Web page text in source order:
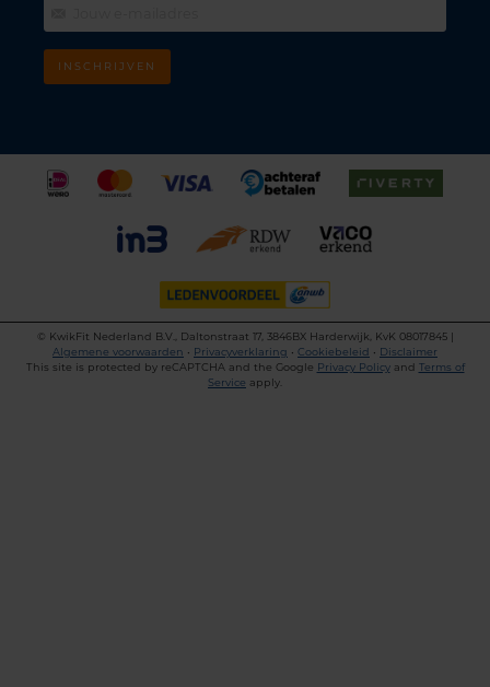
INSCHRIJVEN
©
KwikFit Nederland B.V., Daltonstraat 17, 3846BX Harderwijk, KvK 08017845 |
Algemene voorwaarden • Privacyverklaring • Cookiebeleid • Disclaimer
This site is protected by reCAPTCHA and the Google Privacy Policyand Terms of
Service apply.